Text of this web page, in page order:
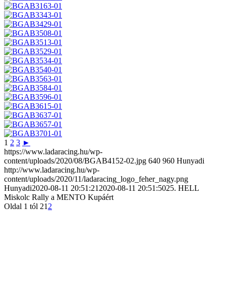
1 2 3 ►
https://www.ladaracing.hu/wp-
content/uploads/2020/08/BGAB4152-02.jpg 640 960 Hunyadi
http://www.ladaracing.hu/wp-
content/uploads/2020/11/ladaracing_logo_feher_nagy.png
Hunyadi2020-08-11 20:51:21 2020-08-11 20:51:5025. HELL
Miskolc Rally a MENTO Kupáért
Oldal 1 tól 21 2